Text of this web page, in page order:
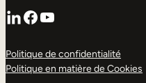
LinkedIn
Facebook
YouTube
Politique de confidentialité
Politique en matière de Cookies